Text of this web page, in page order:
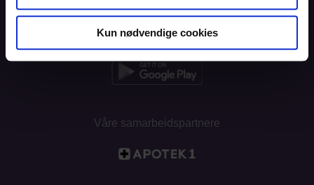
Kun nødvendige cookies
Last ned appen
Våre samarbeidspartnere